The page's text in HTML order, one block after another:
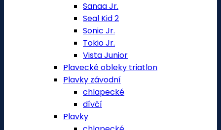
Sanaa Jr.
Seal Kid 2
Sonic Jr.
Tokio Jr.
Vista Junior
Plavecké obleky triatlon
Plavky závodní
chlapecké
dívčí
Plavky